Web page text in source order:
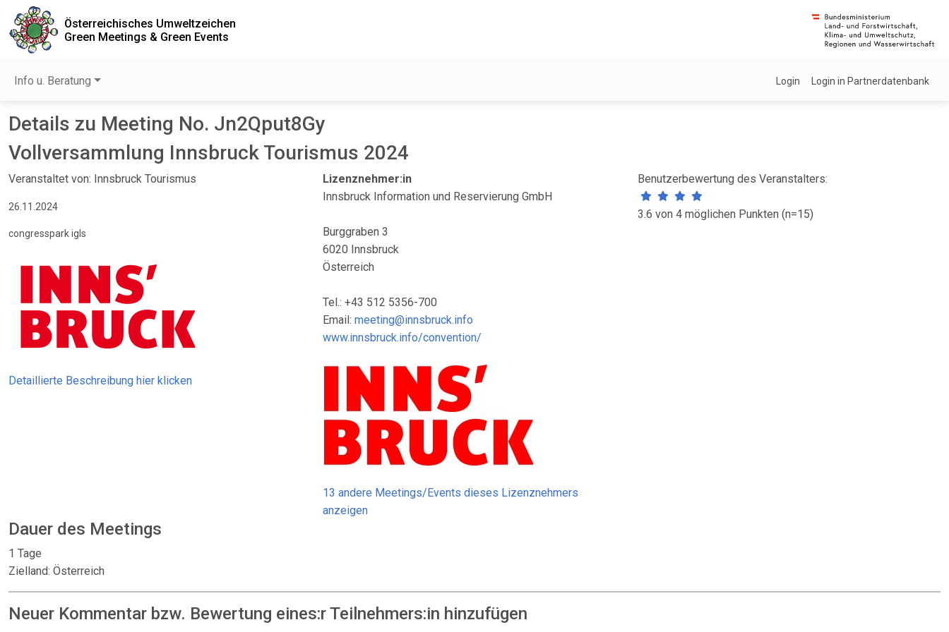
Österreichisches Umweltzeichen
Green Meetings & Green Events
Info u. Beratung Login Login in Partnerdatenbank
Details zu Meeting No. Jn2Qput8Gy
Vollversammlung Innsbruck Tourismus 2024
Veranstaltet von: Innsbruck Tourismus
26.11.2024
congresspark igls
Detaillierte Beschreibung hier klicken
Lizenznehmer:in
Innsbruck Information und Reservierung GmbH
Burggraben 3
6020 Innsbruck
Österreich
Tel.: +43 512 5356-700
Email:meeting@innsbruck.info
www.innsbruck.info/convention/
13 andere Meetings/Events dieses Lizenznehmers
anzeigen
Benutzerbewertung des Veranstalters:
3.6 von 4 möglichen Punkten (n=15)
Dauer des Meetings
1 Tage
Zielland: Österreich
Neuer Kommentar bzw. Bewertung eines:r Teilnehmers:in hinzufügen